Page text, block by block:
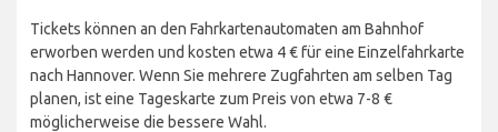
Tickets können an den Fahrkartenautomaten am Bahnhof
erworben werden und kosten etwa 4 € für eine Einzelfahrkarte
nach Hannover. Wenn Sie mehrere Zugfahrten am selben Tag
planen, ist eine Tageskarte zum Preis von etwa 7-8 €
möglicherweise die bessere Wahl.